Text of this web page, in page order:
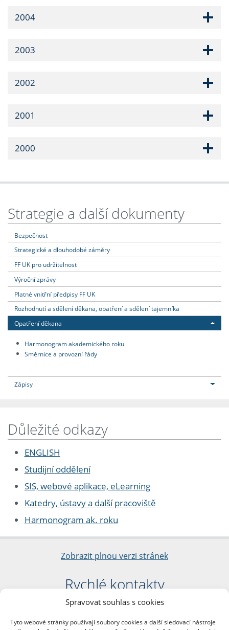
Spravovat souhlas s cookies
Tyto webové stránky používají soubory cookies a další sledovací nástroje
2004
2003
2002
2001
2000
Strategie a další dokumenty
Bezpečnost
Strategické a dlouhodobé záměry
FF UK pro udržitelnost
Výroční zprávy
Platné vnitřní předpisy FF UK
Rozhodnutí a sdělení děkana, opatření a sdělení tajemníka
Opatření děkana
Harmonogram akademického roku
Směrnice a provozní řády
Zápisy
Důležité odkazy
ENGLISH
Studijní oddělení
SIS, webové aplikace, eLearning
Katedry, ústavy a další pracoviště
Harmonogram ak. roku
Zobrazit plnou verzi stránek
Rychlé kontakty
Filozofická fakulta
nám. Jana Palacha 1/2